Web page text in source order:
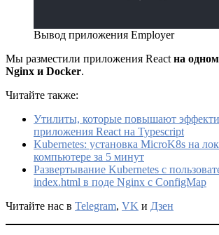
Вывод приложения Employer
Мы разместили приложения React на
Nginx и Docker.
Читайте также:
Утилиты, которые повышают
приложения React на Typescript
Kubernetes: установка MicroK8s на
компьютере за 5 минут
Развертывание Kubernetes с
index.html в поде Nginx с ConfigMap
Читайте нас в Telegram, VK и Дзен